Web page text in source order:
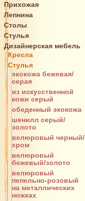
Прихожая
Лепнина
Столы
Стулья
Дизайнерская мебель
Кресла
Стулья
экокожа бежевая/
серая
из искусственной
кожи серый
обеденный экокожа
шенилл серый/
золото
велюровый черный/
хром
велюровый
бежевый/золото
велюровый
пепельно-розовый
на металлических
ножках